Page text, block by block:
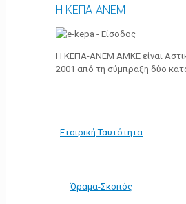
Η ΚΕΠΑ-ΑΝΕΜ
Η ΚΕΠΑ-ΑΝΕΜ ΑΜΚΕ είναι
2001 από τη σύμπραξη δύο
Εταιρική Ταυτότητα
Όραμα-Σκοπός